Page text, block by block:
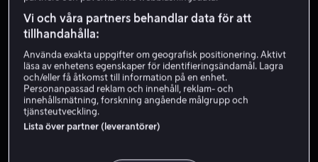
5.2 Familjefilm Barnfilm 2022
7 år
HD
Skaffa Viaplay
Vi och våra partners behandlar data för att
tillhandahålla:
Använda exakta uppgifter om geografisk positionering. Aktivt
läsa av enhetens egenskaper för identifieringsändamål. Lagra
och/eller få åtkomst till information på en enhet.
Personanpassad reklam och innehåll, reklam- och
innehållsmätning, forskning angående målgrupp och
tjänsteutveckling.
Lista över partner (leverantörer)